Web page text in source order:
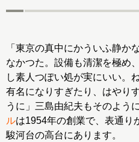
「東京の真中にかういふ静か
なかつた。設備も清潔を極め
し素人つぽい処が実にいい。
有名になりすぎたり、はやり
うに」三島由紀夫もそのよう
ルは1954年の創業で、表通り
駿河台の高台にあります。